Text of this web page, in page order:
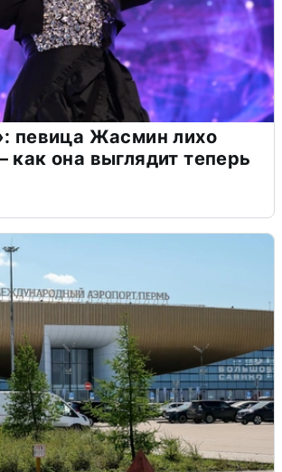
певица Жасмин лихо
как она выглядит теперь